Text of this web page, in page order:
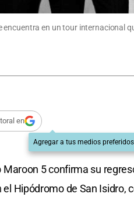
en un tour internacional
en
Agregar a tus medios
5 confirma su
Hipódromo de San Isidro,